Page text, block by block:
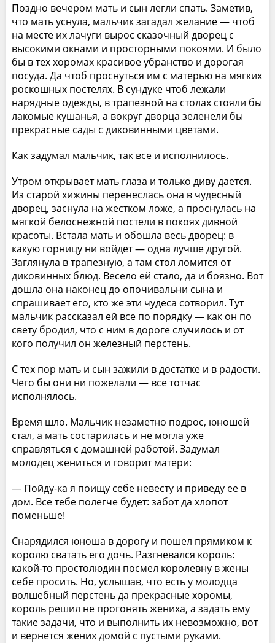
Поздно вечером мать и сын легли спать. Заметив,
что мать уснула, мальчик загадал желание — чтоб
на месте их лачуги вырос сказочный дворец с
высокими окнами и просторными покоями. И было
бы в тех хоромах красивое убранство и дорогая
посуда. Да чтоб проснуться им с матерью на мягких
роскошных постелях. В сундуке чтоб лежали
нарядные одежды, в трапезной на столах стояли бы
лакомые кушанья, а вокруг дворца зеленели бы
прекрасные сады с диковинными цветами.
Как задумал мальчик, так все и исполнилось.
Утром открывает мать глаза и только диву дается.
Из старой хижины перенеслась она в чудесный
дворец, заснула на жестком ложе, а проснулась на
мягкой белоснежной постели в покоях дивной
красоты. Встала мать и обошла весь дворец: в
какую горницу ни войдет — одна лучше другой.
Заглянула в трапезную, а там стол ломится от
диковинных блюд. Весело ей стало, да и боязно. Вот
дошла она наконец до опочивальни сына и
спрашивает его, кто же эти чудеса сотворил. Тут
мальчик рассказал ей все по порядку — как он по
свету бродил, что с ним в дороге случилось и от
кого получил он железный перстень.
С тех пор мать и сын зажили в достатке и в радости.
Чего бы они ни пожелали — все тотчас
исполнялось.
Время шло. Мальчик незаметно подрос, юношей
стал, а мать состарилась и не могла уже
справляться с домашней работой. Задумал
молодец жениться и говорит матери:
— Пойду-ка я поищу себе невесту и приведу ее в
дом. Все тебе полегче будет: забот да хлопот
поменьше!
Снарядился юноша в дорогу и пошел прямиком к
королю сватать его дочь. Разгневался король:
какой-то простолюдин посмел королевну в жены
себе просить. Но, услышав, что есть у молодца
волшебный перстень да прекрасные хоромы,
король решил не прогонять жениха, а задать ему
такие задачи, что и выполнить их невозможно, вот
и вернется жених домой с пустыми руками.